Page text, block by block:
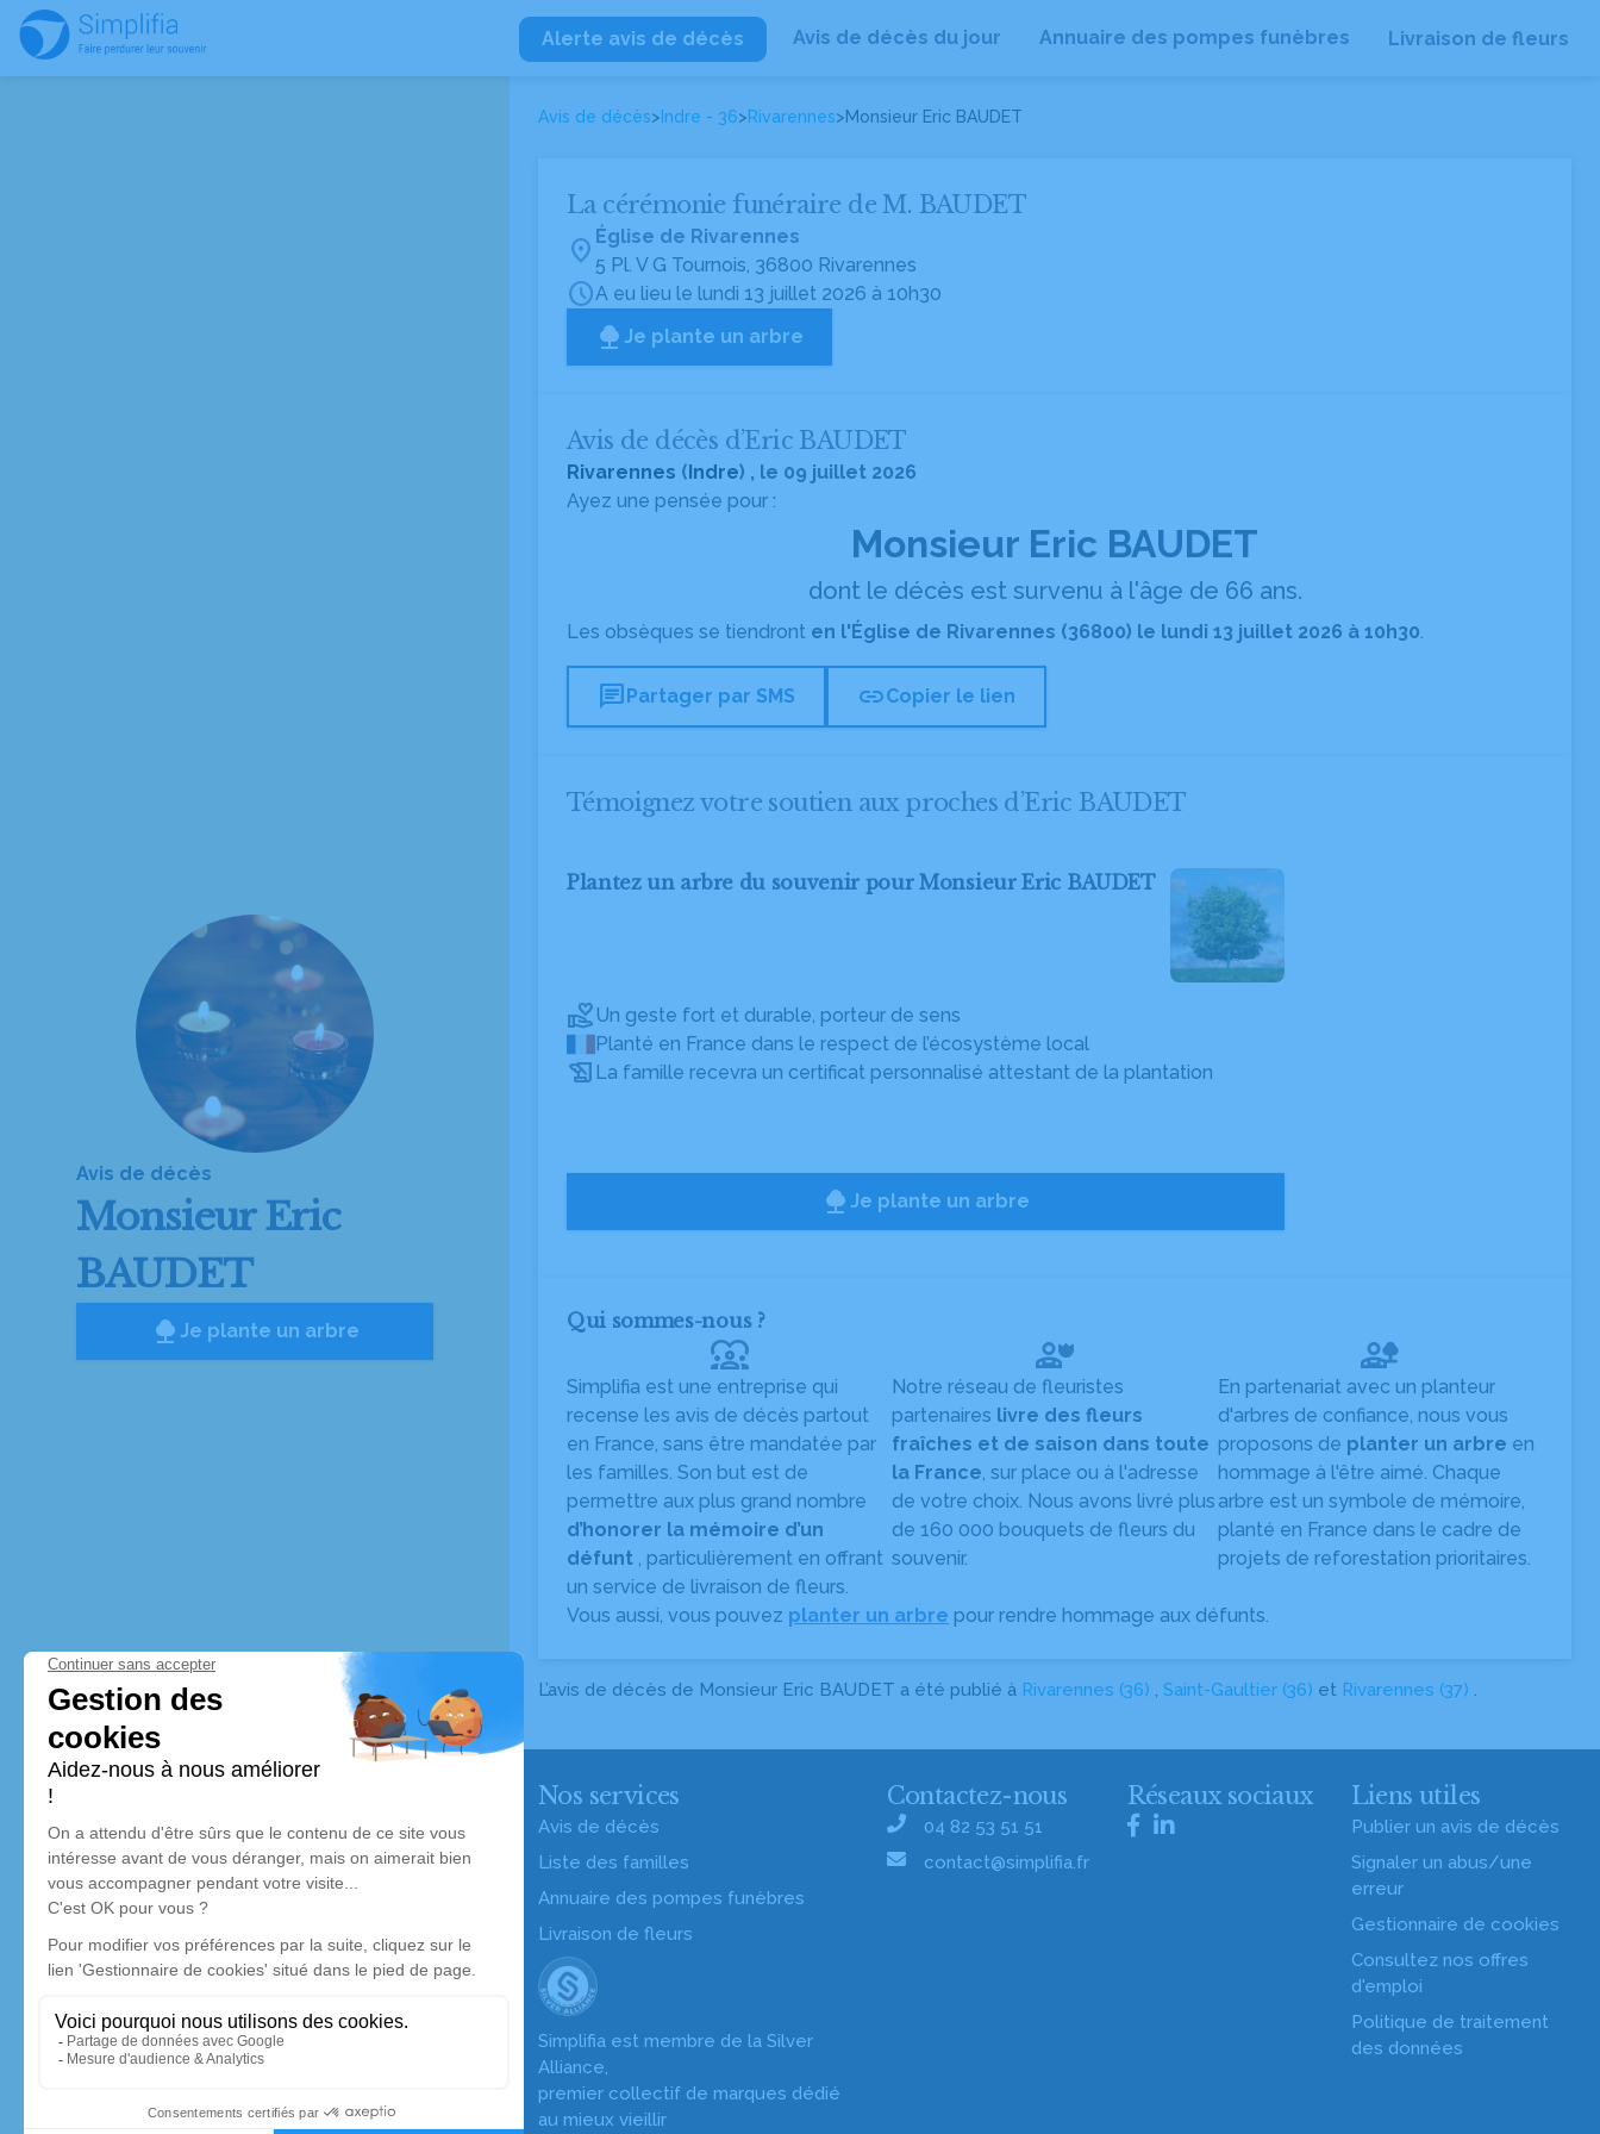
Alerte avis de décès Avis de décès du jour Annuaire des pompes funèbres Livraison de fleurs
Avis de décès
MonsieurEric
BAUDET
Je plante un arbre
Avis de décès> Indre - 36>Rivarennes>Monsieur Eric BAUDET
La cérémonie funéraire de M. BAUDET
location_on Église de Rivarennes
5 Pl. V G Tournois, 36800 Rivarennes
scheduleA eu lieu le lundi 13 juillet 2026 à 10h30
Je plante un arbre
Avis de décès d’Eric BAUDET
Rivarennes (Indre) , le 09 juillet 2026
Ayez une pensée pour :
Monsieur Eric BAUDET
dont le décès est survenu à l'âge de 66 ans.
Les obsèques se tiendront en l'Église de Rivarennes (36800) le lundi 13 juillet 2026 à 10h30.
chatPartager par SMS linkCopier le lien
Témoignez votre soutien aux proches d’Eric BAUDET
Plantez un arbre du souvenir pour Monsieur Eric BAUDET
Un geste fort et durable, porteur de sens
Planté en France dans le respect de l’écosystème local
La famille recevra un certificat personnalisé attestant de la plantation
Je plante un arbre
Qui sommes-nous ?
diversity_1
Simplifia est une entreprise qui
recense les avis de décès partout
en France, sans être mandatée par
les familles. Son but est de
permettre aux plus grand nombre
d’honorer la mémoire d’un
défunt , particulièrement en offrant
un service de livraison de fleurs.
Notre réseau de fleuristes
partenaires livre des fleurs
fraîches et de saison dans toute
la France, sur place ou à l'adresse
de votre choix. Nous avons livré plus
de 160 000 bouquets de fleurs du
souvenir.
En partenariat avec un planteur
d'arbres de confiance, nous vous
proposons de planter un arbre en
hommage à l'être aimé. Chaque
arbre est un symbole de mémoire,
planté en France dans le cadre de
projets de reforestation prioritaires.
Vous aussi, vous pouvez planter un arbre pour rendre hommage aux défunts.
L’avis de décès de Monsieur Eric BAUDET a été publié à Rivarennes (36) , Saint-Gaultier (36) et Rivarennes (37) .
Nos services
Avis de décès
Liste des familles
Annuaire des pompes funèbres
Livraison de fleurs
Simplifia est membre de la Silver
Alliance,
premier collectif de marques dédié
au mieux vieillir
Contactez-nous
04 82 53 51 51
contact@simplifia.fr
Réseaux sociaux Liens utiles
Publier un avis de décès
Signaler un abus/une
erreur
Gestionnaire de cookies
Consultez nos offres
d'emploi
Politique de traitement
des données